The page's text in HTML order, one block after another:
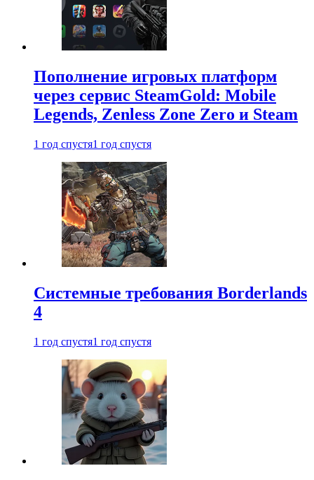
Пополнение игровых платформ
через сервис SteamGold: Mobile
Legends, Zenless Zone Zero и Steam
1 год спустя1 год спустя
Системные требования Borderlands
4
1 год спустя1 год спустя